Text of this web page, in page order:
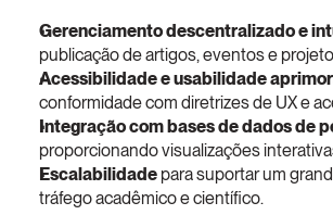
Gerenciamento descentralizado e
publicação de artigos, eventos e
Acessibilidade e usabilidade
conformidade com diretrizes de UX e
Integração com bases de dados de
proporcionando visualizações
Escalabilidade para suportar um
tráfego acadêmico e científico.